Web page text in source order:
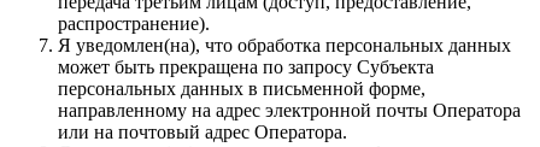
распространение).
Я уведомлен(на), что обработка персональных данных
может быть прекращена по запросу Субъекта
персональных данных в письменной форме,
направленному на адрес электронной почты Оператора
или на почтовый адрес Оператора.